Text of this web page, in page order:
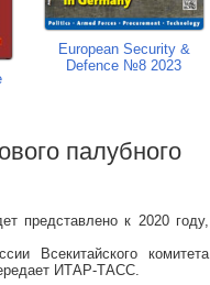
European Security &
Defence №8 2023
палубного
представлено к 2020 году,
Всекитайского комитета
ИТАР-ТАСС.